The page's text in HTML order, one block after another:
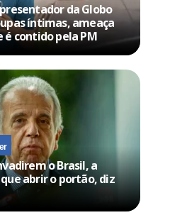
da Globo
íntimas, ameaça
é contido pela PM
o Brasil, a
abrir o portão, diz